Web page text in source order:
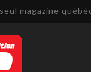
magazine